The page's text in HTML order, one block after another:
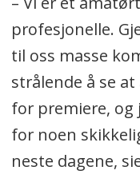
profesjonelle.
til oss masse
strålende å se
for premiere, og
for noen
neste dagene,